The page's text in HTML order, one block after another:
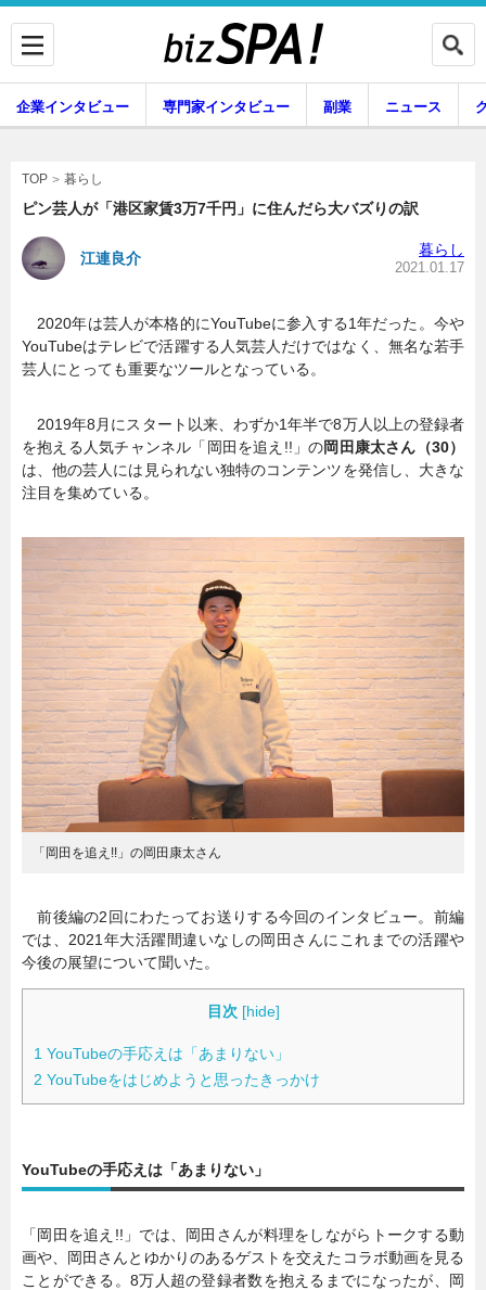
企業インタビュー 専門家インタビュー
副業 ニュース
グルメ スキル
連載一覧
企業インタビュー 専門家インタビュー 副業 ニュース
TOP 暮らし
ピン芸人が「港区家賃3万7千円」に住んだら大バズりの訳
江連良介 暮らし
2021.01.17
2020年は芸人が本格的にYouTubeに参入する1年だった。今や
YouTubeはテレビで活躍する人気芸人だけではなく、無名な若手
芸人にとっても重要なツールとなっている。
2019年8月にスタート以来、わずか1年半で8万人以上の登録者
を抱える人気チャンネル「岡田を追え!!」の岡田康太さん（30）
は、他の芸人には見られない独特のコンテンツを発信し、大きな
注目を集めている。
「岡田を追え!!」の岡田康太さん
前後編の2回にわたってお送りする今回のインタビュー。前編
では、2021年大活躍間違いなしの岡田さんにこれまでの活躍や
今後の展望について聞いた。
目次 [hide]
1 YouTubeの手応えは「あまりない」
2 YouTubeをはじめようと思ったきっかけ
YouTubeの手応えは「あまりない」
「岡田を追え!!」では、岡田さんが料理をしながらトークする動
画や、岡田さんとゆかりのあるゲストを交えたコラボ動画を見る
ことができる。8万人超の登録者数を抱えるまでになったが、岡